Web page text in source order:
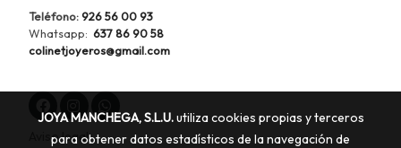
Teléfono:926 56 00 93
Whatsapp: 637 86 90 58
colinetjoyeros@gmail.com
Aviso legal
JOYA MANCHEGA, S.L.U.utiliza cookies propias y terceros
para obtener datos estadísticos de la navegación de